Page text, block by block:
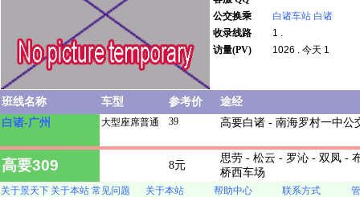
公交换乘
白诸车站 白诸
收录线路
1 .
访量(PV)
1026 . 今天 1
班线名称 车型 参考价
途经
白诸-广州
大型座席普通 39 高要白诸 - 南海罗村一中公
高要309 8元
思劳 - 松云 - 罗沁 - 双凤 -
桥西车场
关于景天下 关于本站 常见问题 关于本站 帮助中心 联系方式